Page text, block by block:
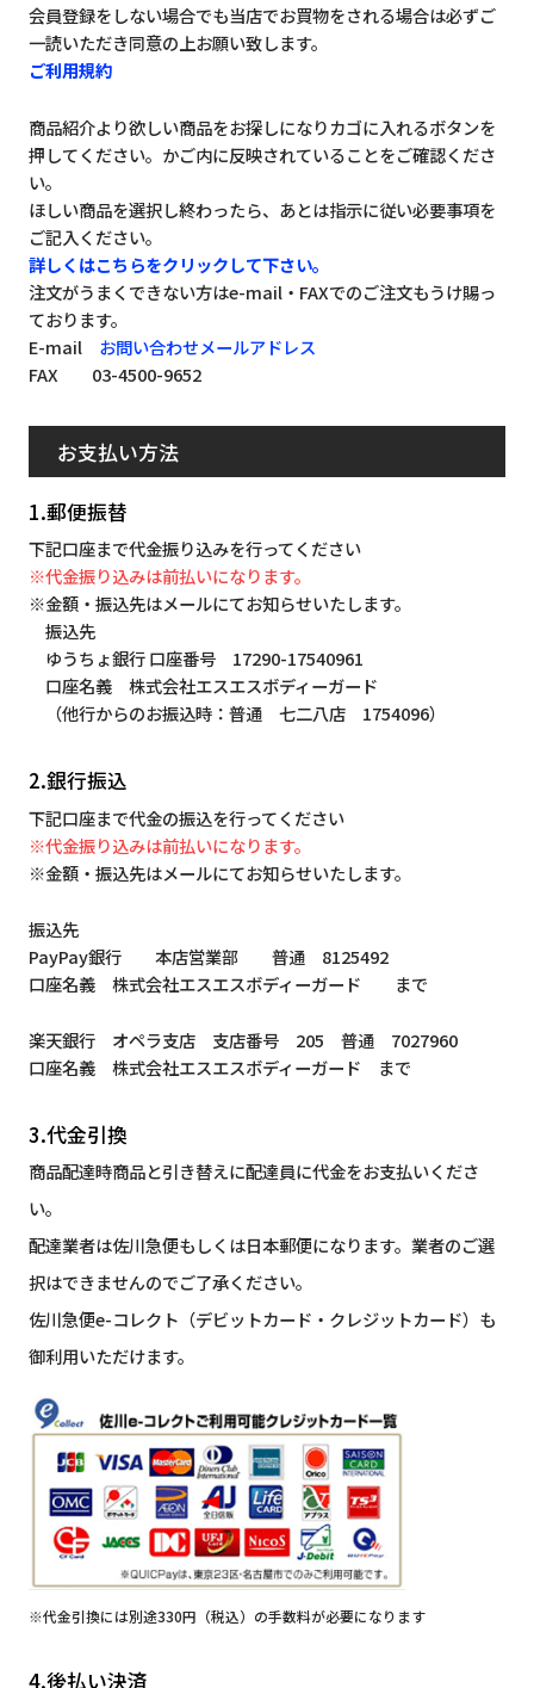
会員登録をしない場合でも当店でお買物をされる場合は必ずご
一読いただき同意の上お願い致します。
ご利用規約
商品紹介より欲しい商品をお探しになりカゴに入れるボタンを
押してください。かご内に反映されていることをご確認くださ
い。
ほしい商品を選択し終わったら、あとは指示に従い必要事項を
ご記入ください。
詳しくはこちらをクリックして下さい。
注文がうまくできない方はe-mail・FAXでのご注文もうけ賜っ
ております。
E-mail お問い合わせメールアドレス
FAX 03-4500-9652
お支払い方法
1.郵便振替
下記口座まで代金振り込みを行ってください
※代金振り込みは前払いになります。
※金額・振込先はメールにてお知らせいたします。
振込先
ゆうちょ銀行 口座番号 17290-17540961
口座名義 株式会社エスエスボディーガード
（他行からのお振込時：普通 七二八店 1754096）
2.銀行振込
下記口座まで代金の振込を行ってください
※代金振り込みは前払いになります。
※金額・振込先はメールにてお知らせいたします。
振込先
PayPay銀行 本店営業部 普通 8125492
口座名義 株式会社エスエスボディーガード まで
楽天銀行 オペラ支店 支店番号 205 普通 7027960
口座名義 株式会社エスエスボディーガード まで
3.代金引換
商品配達時商品と引き替えに配達員に代金をお支払いくださ
い。
配達業者は佐川急便もしくは日本郵便になります。業者のご選
択はできませんのでご了承ください。
佐川急便e-コレクト（デビットカード・クレジットカード）も
御利用いただけます。
※代金引換には別途330円（税込）の手数料が必要になります
4.後払い決済